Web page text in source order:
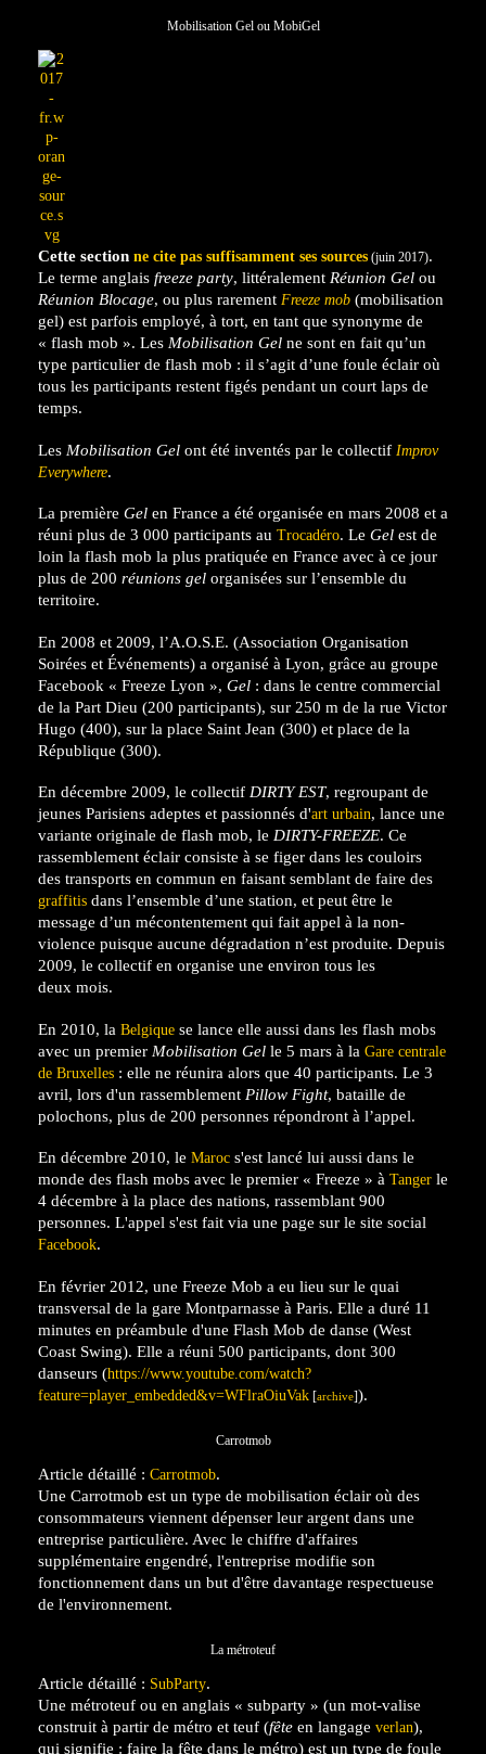
Mobilisation Gel ou MobiGel
Cette section ne cite pas suffisamment ses sources (juin 2017).
Le terme anglais freeze party, littéralement Réunion Gel ou
Réunion Blocage, ou plus rarement Freeze mob (mobilisation
gel) est parfois employé, à tort, en tant que synonyme de
« flash mob ». Les Mobilisation Gel ne sont en fait qu’un
type particulier de flash mob : il s’agit d’une foule éclair où
tous les participants restent figés pendant un court laps de
temps.
Les Mobilisation Gel ont été inventés par le collectif Improv
Everywhere.
La première Gel en France a été organisée en mars 2008 et a
réuni plus de 3 000 participants au Trocadéro. Le Gel est de
loin la flash mob la plus pratiquée en France avec à ce jour
plus de 200 réunions gel organisées sur l’ensemble du
territoire.
En 2008 et 2009, l’A.O.S.E. (Association Organisation
Soirées et Événements) a organisé à Lyon, grâce au groupe
Facebook « Freeze Lyon », Gel : dans le centre commercial
de la Part Dieu (200 participants), sur 250 m de la rue Victor
Hugo (400), sur la place Saint Jean (300) et place de la
République (300).
En décembre 2009, le collectif DIRTY EST, regroupant de
jeunes Parisiens adeptes et passionnés d'art urbain, lance une
variante originale de flash mob, le DIRTY-FREEZE. Ce
rassemblement éclair consiste à se figer dans les couloirs
des transports en commun en faisant semblant de faire des
graffitis dans l’ensemble d’une station, et peut être le
message d’un mécontentement qui fait appel à la non-
violence puisque aucune dégradation n’est produite. Depuis
2009, le collectif en organise une environ tous les
deux mois.
En 2010, la Belgique se lance elle aussi dans les flash mobs
avec un premier Mobilisation Gel le 5 mars à la Gare centrale
de Bruxelles : elle ne réunira alors que 40 participants. Le 3
avril, lors d'un rassemblement Pillow Fight, bataille de
polochons, plus de 200 personnes répondront à l’appel.
En décembre 2010, le Maroc s'est lancé lui aussi dans le
monde des flash mobs avec le premier « Freeze » à Tanger le
4 décembre à la place des nations, rassemblant 900
personnes. L'appel s'est fait via une page sur le site social
Facebook.
En février 2012, une Freeze Mob a eu lieu sur le quai
transversal de la gare Montparnasse à Paris. Elle a duré 11
minutes en préambule d'une Flash Mob de danse (West
Coast Swing). Elle a réuni 500 participants, dont 300
danseurs (https://www.youtube.com/watch?
feature=player_embedded&v=WFlraOiuVak [archive]).
Carrotmob
Article détaillé : Carrotmob.
Une Carrotmob est un type de mobilisation éclair où des
consommateurs viennent dépenser leur argent dans une
entreprise particulière. Avec le chiffre d'affaires
supplémentaire engendré, l'entreprise modifie son
fonctionnement dans un but d'être davantage respectueuse
de l'environnement.
La métroteuf
Article détaillé : SubParty.
Une métroteuf ou en anglais « subparty » (un mot-valise
construit à partir de métro et teuf (fête en langage verlan),
qui signifie : faire la fête dans le métro) est un type de foule